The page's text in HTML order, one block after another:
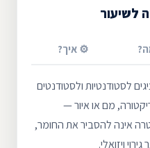
לשיעור
⚙️ איך?
לסטודנטיות ולסטודנטים
מם או איור —
אינה להסביר את החומר,
ויזואלי.